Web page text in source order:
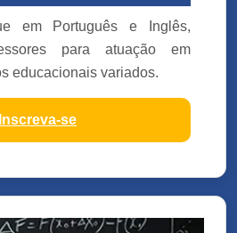
em Português e Inglês,
para atuação em
educacionais variados.
Inscreva-se